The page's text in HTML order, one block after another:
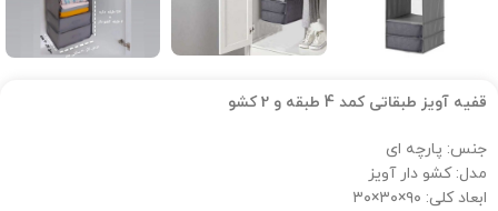
قفیه آویز طبقاتی کمد 4 طبقه و 2 کشو
جنس: پارچه ای
مدل: کشو دار آویز
ابعاد کلی: ۹۰×۳۰×۳۰